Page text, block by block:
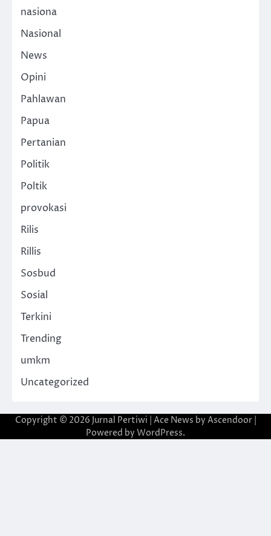
nasiona
Nasional
News
Opini
Pahlawan
Papua
Pertanian
Politik
Poltik
provokasi
Rilis
Rillis
Sosbud
Sosial
Terkini
Trending
umkm
Uncategorized
Copyright © 2026 Jurnal Pertiwi | Ace News by Ascendoor|
Powered by WordPress.